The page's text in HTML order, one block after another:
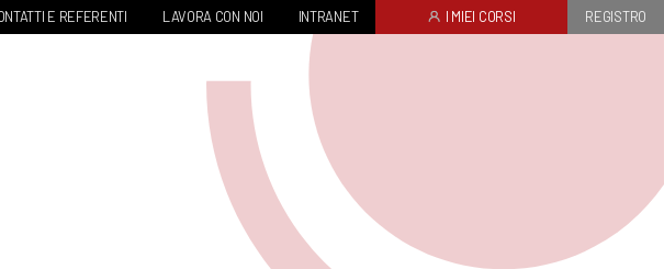
E REFERENTI LAVORA CON NOI INTRANET I MIEI CORSI REGISTRO